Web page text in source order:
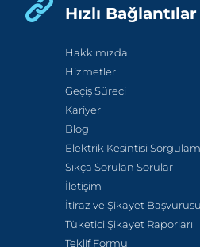
Hızlı Bağlantılar
Hakkımızda
Hizmetler
Geçiş Süreci
Kariyer
Blog
Elektrik Kesintisi
Sıkça Sorulan Sorular
İletişim
İtiraz ve Şikayet Başvurusu
Tüketici Şikayet Raporları
Teklif Formu